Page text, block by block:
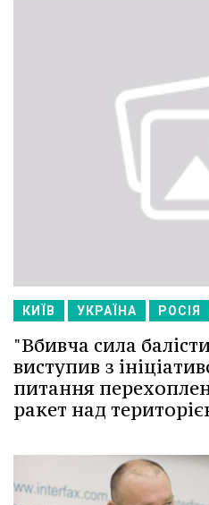
КИЇВ УКРАЇНА РОСІЯ
"Вбивча сила
виступив з
питання
ракет над